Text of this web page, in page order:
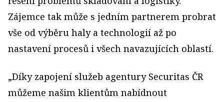
Zájemce tak může s jedním partnerem probrat
vše od výběru haly a technologií až po
nastavení procesů i všech navazujících oblastí.
„Díky zapojení služeb agentury Securitas ČR
můžeme našim klientům nabídnout